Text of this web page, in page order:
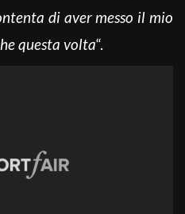
di aver messo il mio
questa volta“.